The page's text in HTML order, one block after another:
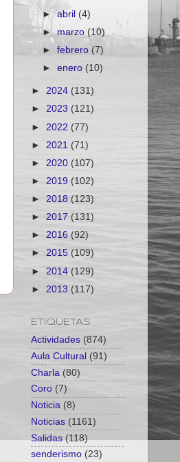
►abril (4)
►marzo (10)
►febrero (7)
►enero (10)
► 2024 (131)
► 2023 (121)
► 2022 (77)
► 2021 (71)
► 2020 (107)
► 2019 (102)
► 2018 (123)
► 2017 (131)
► 2016 (92)
► 2015 (109)
► 2014 (129)
► 2013 (117)
ETIQUETAS
Actividades (874)
Aula Cultural (91)
Charla (80)
Coro (7)
Noticia (8)
Noticias (1161)
Salidas (118)
senderismo (23)